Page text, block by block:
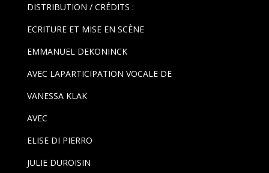
DISTRIBUTION / CRÉDITS :
ECRITURE ET MISE EN SCÈNE
EMMANUEL DEKONINCK
AVEC LAPARTICIPATION VOCALE DE
VANESSA KLAK
AVEC
ELISE DI PIERRO
JULIE DUROISIN